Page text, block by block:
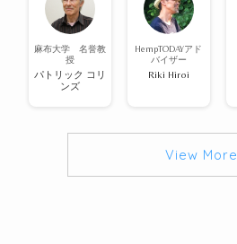
麻布大学 名誉教
授
パトリック コリ
ンズ
HempTODAYアド
バイザー
Riki Hiroi
View More